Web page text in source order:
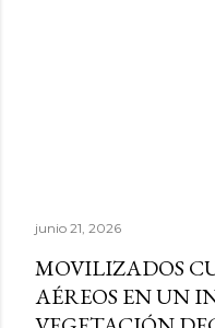
junio 21, 2026
MOVILIZADOS
AÉREOS EN UN